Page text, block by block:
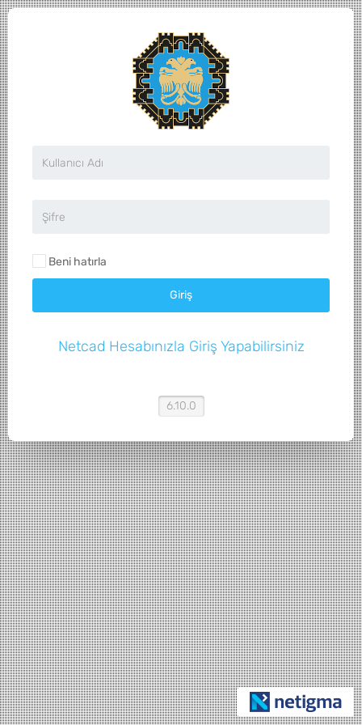
Beni hatırla
Netcad Hesabınızla Giriş Yapabilirsiniz
6.10.0